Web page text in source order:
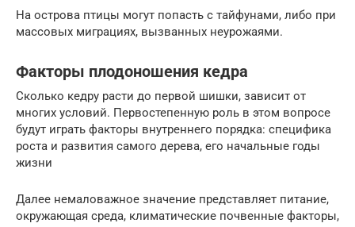
На острова птицы могут попасть с тайфунами, либо при
массовых миграциях, вызванных неурожаями.
Факторы плодоношения кедра
Сколько кедру расти до первой шишки, зависит от
многих условий. Первостепенную роль в этом вопросе
будут играть факторы внутреннего порядка: специфика
роста и развития самого дерева, его начальные годы
жизни
Далее немаловажное значение представляет питание,
окружающая среда, климатические почвенные факторы,